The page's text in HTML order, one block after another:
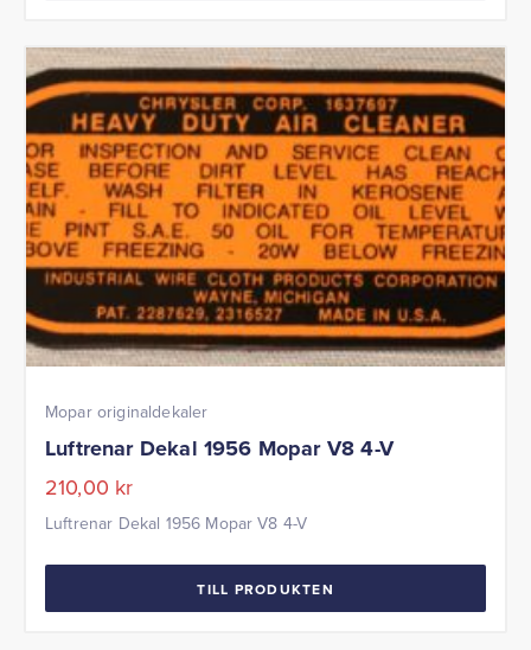
Mopar originaldekaler
Luftrenar Dekal 1956 Mopar V8 4-V
210,00 kr
Luftrenar Dekal 1956 Mopar V8 4-V
TILL PRODUKTEN